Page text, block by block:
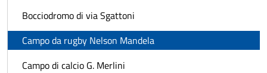
Bocciodromo di via Sgattoni
Campo da rugby Nelson Mandela
Campo di calcio G. Merlini